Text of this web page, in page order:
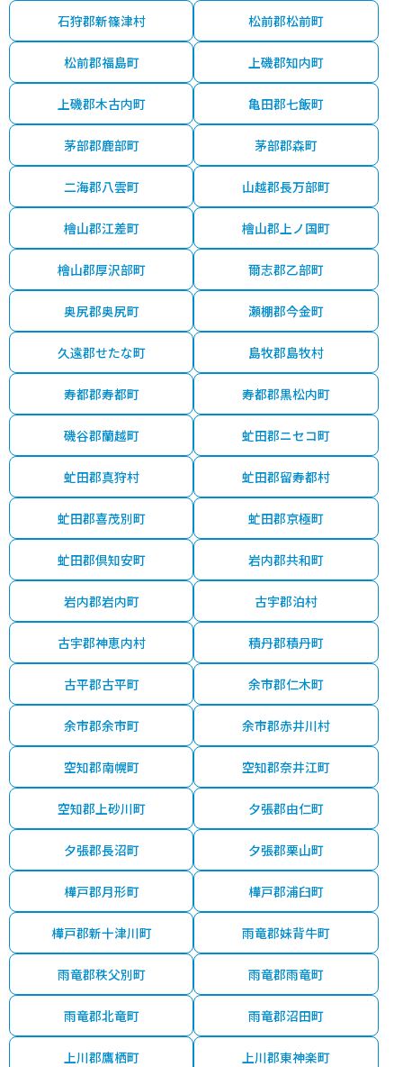
石狩郡新篠津村 松前郡松前町
松前郡福島町 上磯郡知内町
上磯郡木古内町 亀田郡七飯町
茅部郡鹿部町 茅部郡森町
二海郡八雲町 山越郡長万部町
檜山郡江差町 檜山郡上ノ国町
檜山郡厚沢部町 爾志郡乙部町
奥尻郡奥尻町 瀬棚郡今金町
久遠郡せたな町 島牧郡島牧村
寿都郡寿都町 寿都郡黒松内町
磯谷郡蘭越町 虻田郡ニセコ町
虻田郡真狩村 虻田郡留寿都村
虻田郡喜茂別町 虻田郡京極町
虻田郡倶知安町 岩内郡共和町
岩内郡岩内町 古宇郡泊村
古宇郡神恵内村 積丹郡積丹町
古平郡古平町 余市郡仁木町
余市郡余市町 余市郡赤井川村
空知郡南幌町 空知郡奈井江町
空知郡上砂川町 夕張郡由仁町
夕張郡長沼町 夕張郡栗山町
樺戸郡月形町 樺戸郡浦臼町
樺戸郡新十津川町 雨竜郡妹背牛町
雨竜郡秩父別町 雨竜郡雨竜町
雨竜郡北竜町 雨竜郡沼田町
上川郡鷹栖町 上川郡東神楽町